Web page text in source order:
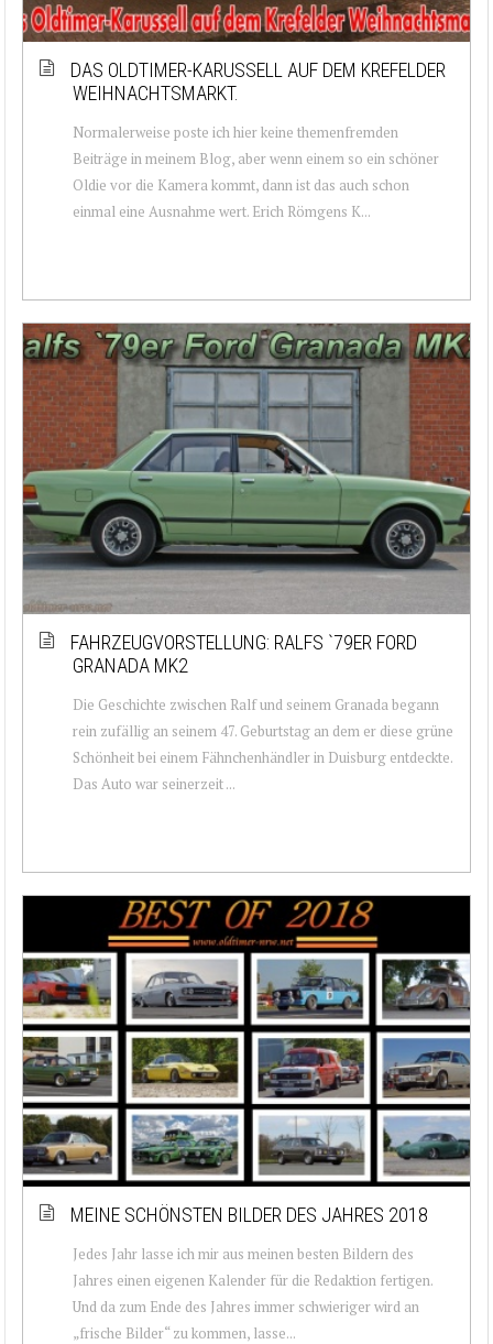
DAS OLDTIMER-KARUSSELL AUF DEM KREFELDER
WEIHNACHTSMARKT.
Normalerweise poste ich hier keine themenfremden
Beiträge in meinem Blog, aber wenn einem so ein schöner
Oldie vor die Kamera kommt, dann ist das auch schon
einmal eine Ausnahme wert. Erich Römgens K...
FAHRZEUGVORSTELLUNG: RALFS `79ER FORD
GRANADA MK2
Die Geschichte zwischen Ralf und seinem Granada begann
rein zufällig an seinem 47. Geburtstag an dem er diese grüne
Schönheit bei einem Fähnchenhändler in Duisburg entdeckte.
Das Auto war seinerzeit ...
MEINE SCHÖNSTEN BILDER DES JAHRES 2018
Jedes Jahr lasse ich mir aus meinen besten Bildern des
Jahres einen eigenen Kalender für die Redaktion fertigen.
Und da zum Ende des Jahres immer schwieriger wird an
„frische Bilder“ zu kommen, lasse...